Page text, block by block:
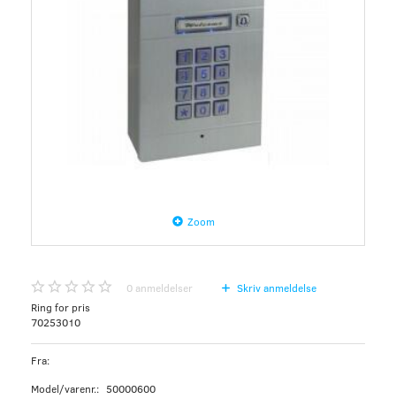
Zoom
0 anmeldelser
Skriv anmeldelse
Ring for pris
70253010
Fra:
Model/varenr.: 50000600